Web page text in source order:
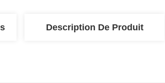
Description De Produit